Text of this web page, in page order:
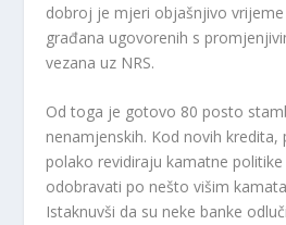
dobroj je mjeri objašnjivo
građana ugovorenih s
vezana uz NRS.
Od toga je gotovo 80 posto
nenamjenskih. Kod novih kredita,
polako revidiraju kamatne
odobravati po nešto višim
Istaknuvši da su neke banke